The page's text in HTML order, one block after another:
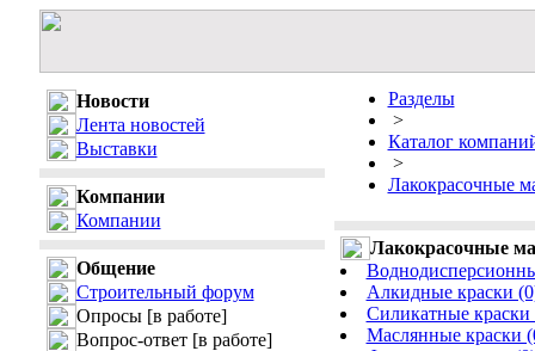
Новости
Лента новостей
Выставки
Компании
Компании
Общение
Строительный форум
Опросы [в работе]
Вопрос-ответ [в работе]
Разделы
>
Каталог
>
Лакокрасочные
Лакокрасочные
Алкидные краски
Силикатные краски
Маслянные краски